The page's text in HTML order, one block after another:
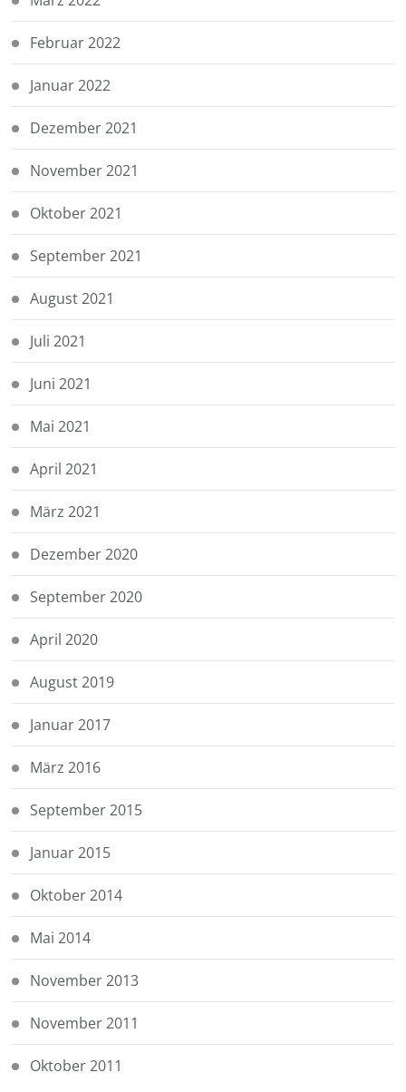
Februar 2022
Januar 2022
Dezember 2021
November 2021
Oktober 2021
September 2021
August 2021
Juli 2021
Juni 2021
Mai 2021
April 2021
März 2021
Dezember 2020
September 2020
April 2020
August 2019
Januar 2017
März 2016
September 2015
Januar 2015
Oktober 2014
Mai 2014
November 2013
November 2011
Oktober 2011